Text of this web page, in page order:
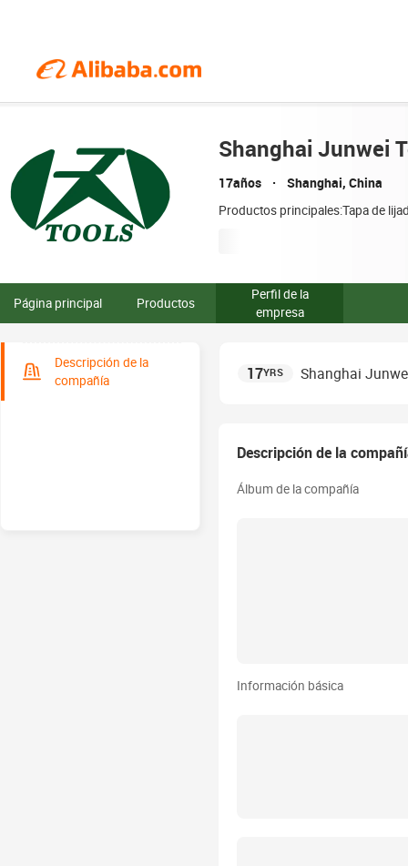
Shanghai Junwei
17años Shanghai, China
Productos principales:Tapa de
Página principal Productos
Perfil de la
empresa
Descripción de la
compañía
17YRS Shanghai
Descripción de la
Álbum de la compañía
Información básica